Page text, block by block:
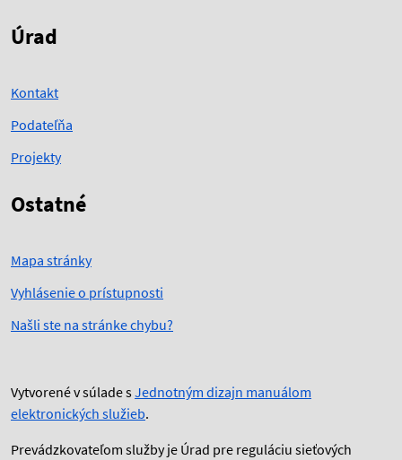
Úrad
Kontakt
Podateľňa
Projekty
Ostatné
Mapa stránky
Vyhlásenie o prístupnosti
Našli ste na stránke chybu?
Vytvorené v súlade sJednotným dizajn manuálom
elektronických služieb.
Prevádzkovateľom služby je Úrad pre reguláciu sieťových